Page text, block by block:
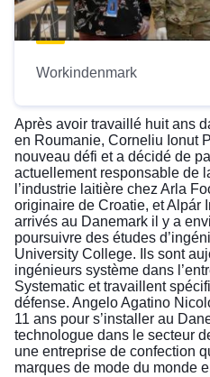
Workindenmark
Après avoir travaillé huit ans
en Roumanie, Corneliu Ionut
nouveau défi et a décidé de
actuellement responsable de
l’industrie laitière chez Arla
originaire de Croatie, et Alpár
arrivés au Danemark il y a
poursuivre des études
University College. Ils sont
ingénieurs système dans
Systematic et travaillent
défense. Angelo Agatino
11 ans pour s’installer au
technologue dans le secteur
une entreprise de confection
marques de mode du monde